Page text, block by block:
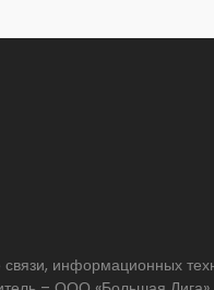
информационных